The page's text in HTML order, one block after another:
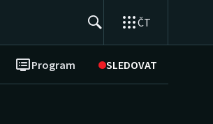
ČT
Program SLEDOVAT